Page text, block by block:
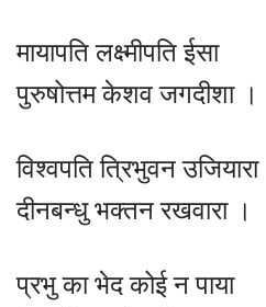
मायापति लक्ष्मीपति ईसा
पुरुषोत्तम केशव जगदीशा ।
विश्वपति त्रिभुवन उजियारा
दीनबन्धु भक्तन रखवारा ।
प्रभु का भेद कोई न पाया